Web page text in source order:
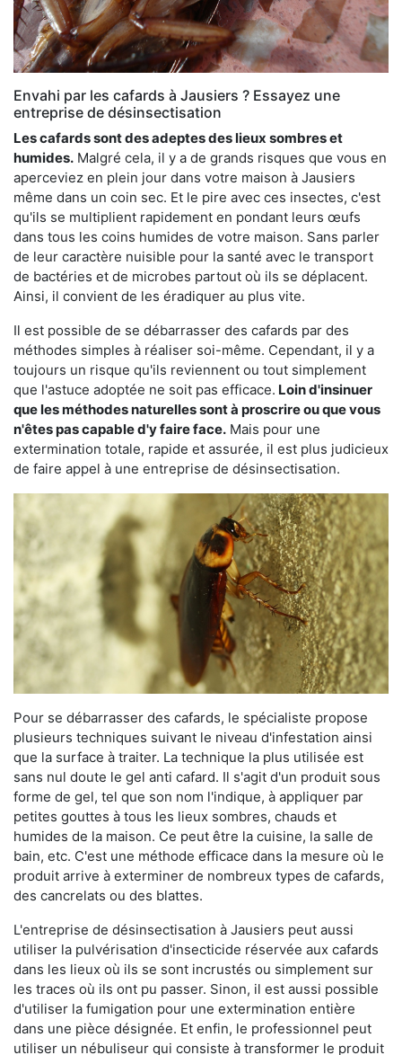
Envahi par les cafards à Jausiers ? Essayez une
entreprise de désinsectisation
Les cafards sont des adeptes des lieux sombres et
humides. Malgré cela, il y a de grands risques que vous en
aperceviez en plein jour dans votre maison à Jausiers
même dans un coin sec. Et le pire avec ces insectes, c'est
qu'ils se multiplient rapidement en pondant leurs œufs
dans tous les coins humides de votre maison. Sans parler
de leur caractère nuisible pour la santé avec le transport
de bactéries et de microbes partout où ils se déplacent.
Ainsi, il convient de les éradiquer au plus vite.
Il est possible de se débarrasser des cafards par des
méthodes simples à réaliser soi-même. Cependant, il y a
toujours un risque qu'ils reviennent ou tout simplement
que l'astuce adoptée ne soit pas efficace. Loin d'insinuer
que les méthodes naturelles sont à proscrire ou que vous
n'êtes pas capable d'y faire face. Mais pour une
extermination totale, rapide et assurée, il est plus judicieux
de faire appel à une entreprise de désinsectisation.
Pour se débarrasser des cafards, le spécialiste propose
plusieurs techniques suivant le niveau d'infestation ainsi
que la surface à traiter. La technique la plus utilisée est
sans nul doute le gel anti cafard. Il s'agit d'un produit sous
forme de gel, tel que son nom l'indique, à appliquer par
petites gouttes à tous les lieux sombres, chauds et
humides de la maison. Ce peut être la cuisine, la salle de
bain, etc. C'est une méthode efficace dans la mesure où le
produit arrive à exterminer de nombreux types de cafards,
des cancrelats ou des blattes.
L'entreprise de désinsectisation à Jausiers peut aussi
utiliser la pulvérisation d'insecticide réservée aux cafards
dans les lieux où ils se sont incrustés ou simplement sur
les traces où ils ont pu passer. Sinon, il est aussi possible
d'utiliser la fumigation pour une extermination entière
dans une pièce désignée. Et enfin, le professionnel peut
utiliser un nébuliseur qui consiste à transformer le produit